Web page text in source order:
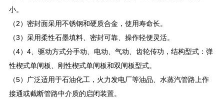
小。
（2）密封面采用不锈钢和硬质合金，使用寿命长。
（3）采用柔性石墨填料、密封可靠、操作轻便灵活。
（4）4、驱动方式分手动、电动、气动、齿轮传功，结构型式：弹
性楔式单闸板、刚性楔式单闸板和双闸板型式。
（5）广泛适用于石油化工，火力发电厂等油品、水蒸汽管路上作
接通或截断管路中介质的启闭装置。